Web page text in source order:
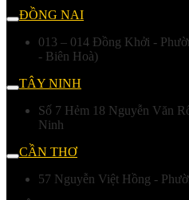
ĐỒNG NAI
013 – 014 Đồng Khởi -
- Biên Hoà)
TÂY NINH
Số 7 Hẻm 18 Nguyễn Văn
Ninh
CẦN THƠ
57 Nguyễn Việt Hồng -